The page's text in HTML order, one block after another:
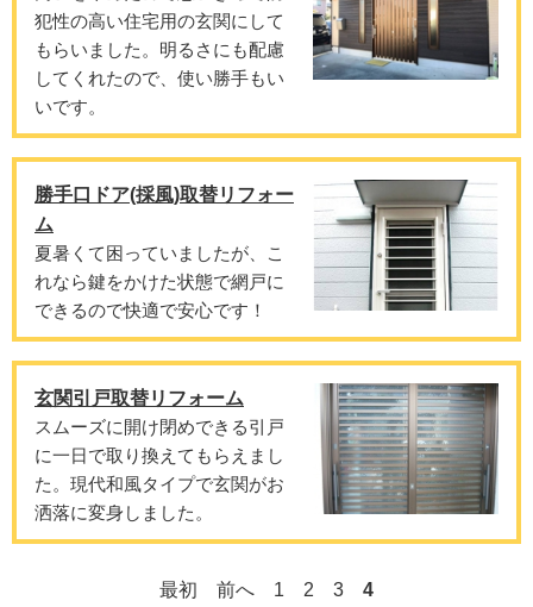
犯性の高い住宅用の玄関にして
もらいました。明るさにも配慮
してくれたので、使い勝手もい
いです。
勝手口ドア(採風)取替リフォー
ム
夏暑くて困っていましたが、こ
れなら鍵をかけた状態で網戸に
できるので快適で安心です！
玄関引戸取替リフォーム
スムーズに開け閉めできる引戸
に一日で取り換えてもらえまし
た。現代和風タイプで玄関がお
洒落に変身しました。
最初 前へ 1 2 3 4